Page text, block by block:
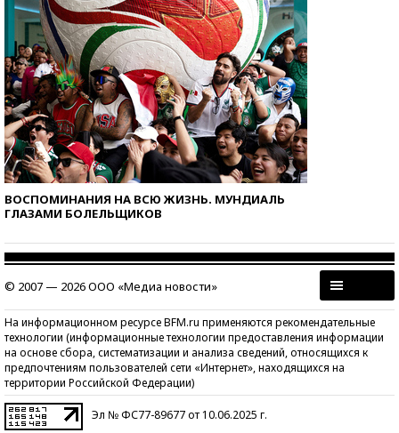
ВОСПОМИНАНИЯ НА ВСЮ ЖИЗНЬ. МУНДИАЛЬ
ГЛАЗАМИ БОЛЕЛЬЩИКОВ
© 2007 — 2026 ООО «Медиа новости»
На информационном ресурсе BFM.ru применяются рекомендательные
технологии (информационные технологии предоставления информации
на основе сбора, систематизации и анализа сведений, относящихся к
предпочтениям пользователей сети «Интернет», находящихся на
территории Российской Федерации)
Эл № ФС77-89677 от 10.06.2025 г.